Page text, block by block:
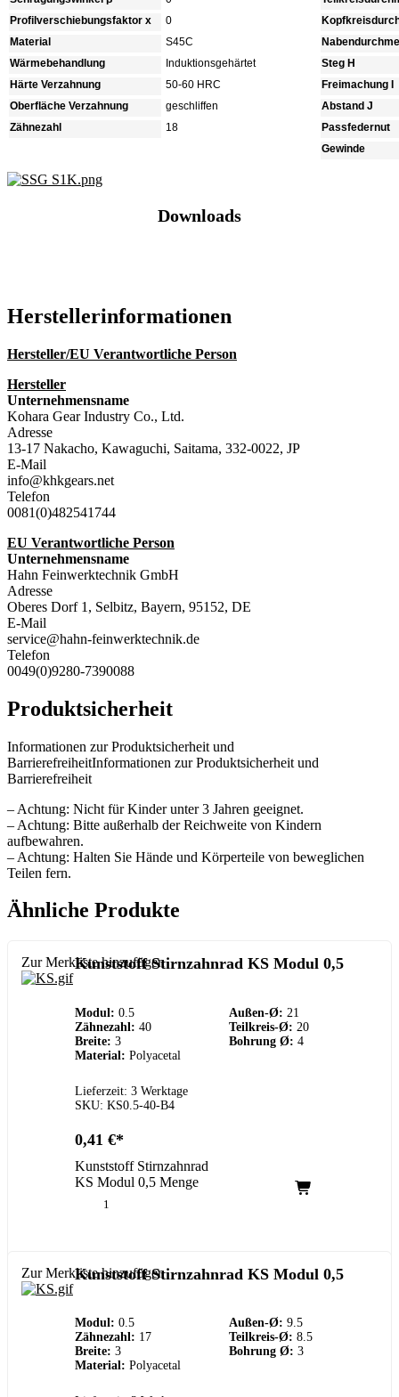
Profilverschiebungsfaktor x
0
Material
S45C
Wärmebehandlung
Induktionsgehärtet
Härte Verzahnung
50-60 HRC
Oberfläche Verzahnung
geschliffen
Zähnezahl
18
Steg H
Freimachung I
Abstand J
Passfedernut
Gewinde
Downloads
Hersteller­informationen
Hersteller/EU Verantwortliche Person
Hersteller
Unternehmensname
Kohara Gear Industry Co., Ltd.
Adresse
13-17 Nakacho, Kawaguchi, Saitama, 332-0022, JP
E-Mail
info@khkgears.net
Telefon
0081(0)482541744
EU Verantwortliche Person
Unternehmensname
Hahn Feinwerktechnik GmbH
Adresse
Oberes Dorf 1, Selbitz, Bayern, 95152, DE
E-Mail
service@hahn-feinwerktechnik.de
Telefon
0049(0)9280-7390088
Produktsicherheit
Informationen zur Produktsicherheit und
BarrierefreiheitInformationen zur Produktsicherheit und
Barrierefreiheit
– Achtung: Nicht für Kinder unter 3 Jahren geeignet.
– Achtung: Bitte außerhalb der Reichweite von Kindern
aufbewahren.
– Achtung: Halten Sie Hände und Körperteile von beweglichen
Teilen fern.
Ähnliche Produkte
Zur Merkliste hinzufügen
Kunststoff Stirnzahnrad KS Modul 0,5
Modul: 0.5 Außen-Ø: 21
Zähnezahl: 40 Teilkreis-Ø: 20
Breite: 3 Bohrung Ø: 4
Material: Polyacetal
Lieferzeit: 3 Werktage
SKU: KS0.5-40-B4
0,41 €
Kunststoff Stirnzahnrad
KS Modul 0,5 Menge
Zur Merkliste hinzufügen
Kunststoff Stirnzahnrad KS Modul 0,5
Modul: 0.5 Außen-Ø: 9.5
Zähnezahl: 17 Teilkreis-Ø: 8.5
Breite: 3 Bohrung Ø: 3
Material: Polyacetal